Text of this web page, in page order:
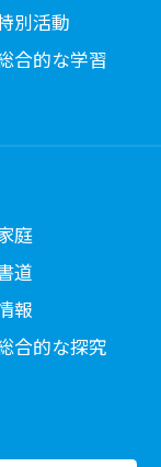
別活動
合的な学習
庭
道
報
合的な探究